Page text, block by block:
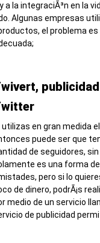
a la integraciÃ³n en la
Algunas empresas
el problema
utilizas en gran medida
puede ser que
de seguidores,
es una forma
pero si lo
de dinero, podrÃ¡s
medio de un servicio
de publicidad